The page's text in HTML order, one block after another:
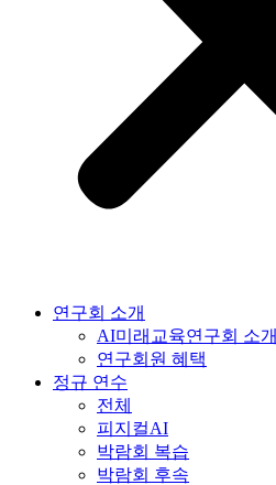
연구회 소개
AI미래교육연구회 소개
연구회원 혜택
정규 연수
전체
피지컬AI
박람회 복습
박람회 후속